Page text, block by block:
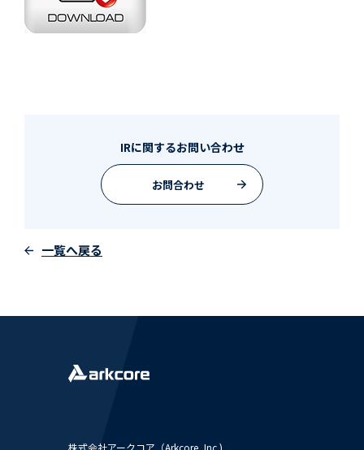
IRに関するお問い合わせ
お問合わせ
一覧へ戻る